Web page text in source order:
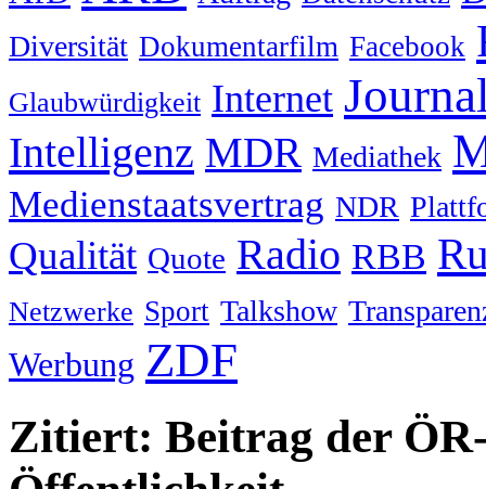
Diversität Dokumentarfilm Facebook
Glaubwürdigkeit Internet
Intelligenz MDR Mediathek
Medienstaatsvertrag NDR
Qualität Quote Radio RBB
Netzwerke Sport Talkshow
Werbung ZDF
Zitiert: Beitrag der